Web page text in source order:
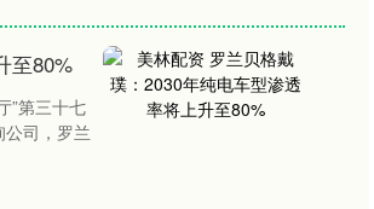
至80%
”第三十七
司，罗兰